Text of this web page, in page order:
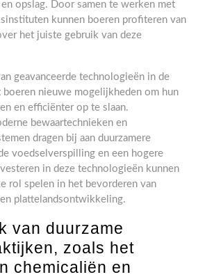
opslag. Door samen te werken met
kunnen boeren profiteren van
het juiste gebruik van deze
geavanceerde technologieën in de
boeren nieuwe mogelijkheden om hun
en efficiënter op te slaan.
bewaartechnieken en
dragen bij aan duurzamere
voedselverspilling en een hogere
in deze technologieën kunnen
rol spelen in het bevorderen van
plattelandsontwikkeling.
van duurzame
zoals het
chemicaliën en